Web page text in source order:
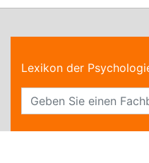
Lexikon der